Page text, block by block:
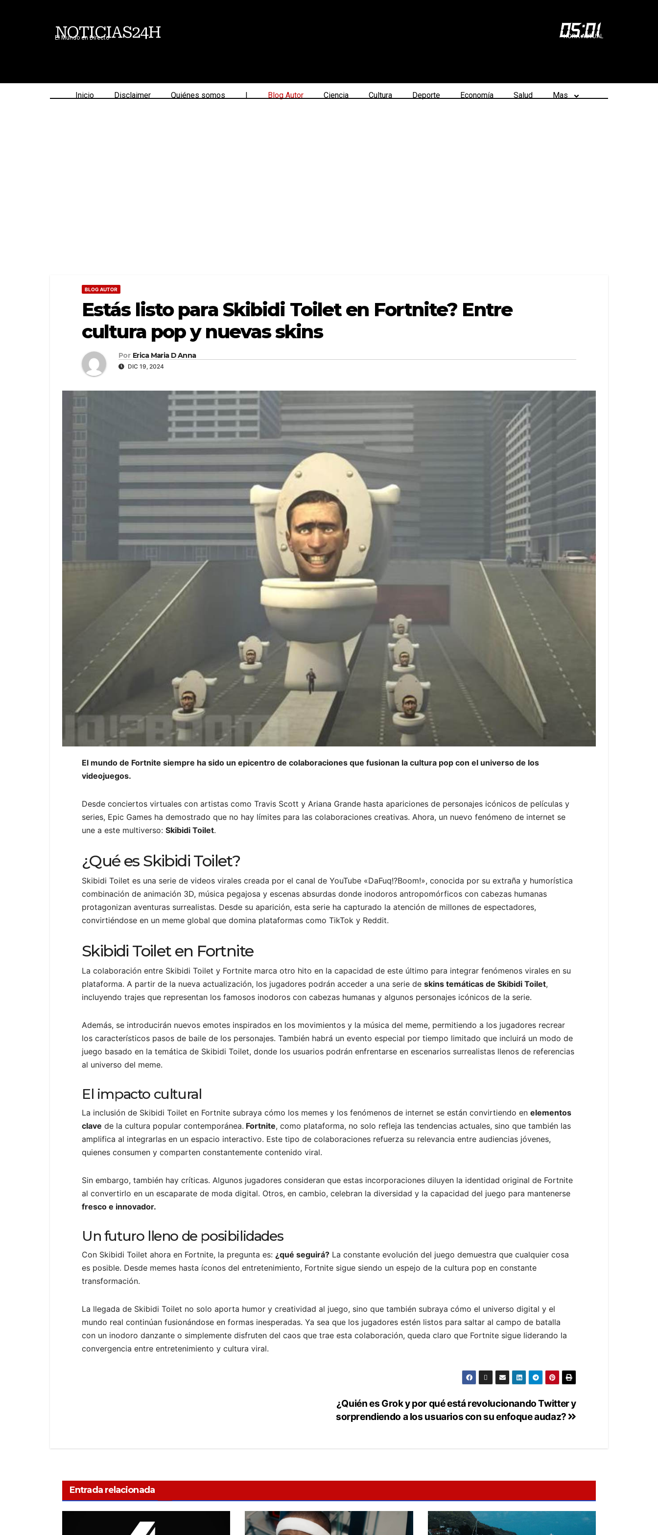
NOTICIAS24H
El Mundo en Directo 05:01
HORA ACTUAL
Inicio Disclaimer Quiénes somos | Blog Autor Ciencia Cultura Deporte Economía Salud Mas
BLOG AUTOR
Estás listo para Skibidi Toilet en Fortnite? Entre
cultura pop y nuevas skins
Por Erica Maria D Anna
DIC 19, 2024
El mundo de Fortnite siempre ha sido un epicentro de colaboraciones que fusionan la cultura pop con el universo de los
videojuegos.
Desde conciertos virtuales con artistas como Travis Scott y Ariana Grande hasta apariciones de personajes icónicos de películas y
series, Epic Games ha demostrado que no hay límites para las colaboraciones creativas. Ahora, un nuevo fenómeno de internet se
une a este multiverso: Skibidi Toilet.
¿Qué es Skibidi Toilet?
Skibidi Toilet es una serie de videos virales creada por el canal de YouTube «DaFuq!?Boom!», conocida por su extraña y humorística
combinación de animación 3D, música pegajosa y escenas absurdas donde inodoros antropomórficos con cabezas humanas
protagonizan aventuras surrealistas. Desde su aparición, esta serie ha capturado la atención de millones de espectadores,
convirtiéndose en un meme global que domina plataformas como TikTok y Reddit.
Skibidi Toilet en Fortnite
La colaboración entre Skibidi Toilet y Fortnite marca otro hito en la capacidad de este último para integrar fenómenos virales en su
plataforma. A partir de la nueva actualización, los jugadores podrán acceder a una serie de skins temáticas de Skibidi Toilet,
incluyendo trajes que representan los famosos inodoros con cabezas humanas y algunos personajes icónicos de la serie.
Además, se introducirán nuevos emotes inspirados en los movimientos y la música del meme, permitiendo a los jugadores recrear
los característicos pasos de baile de los personajes. También habrá un evento especial por tiempo limitado que incluirá un modo de
juego basado en la temática de Skibidi Toilet, donde los usuarios podrán enfrentarse en escenarios surrealistas llenos de referencias
al universo del meme.
El impacto cultural
La inclusión de Skibidi Toilet en Fortnite subraya cómo los memes y los fenómenos de internet se están convirtiendo en elementos
clave de la cultura popular contemporánea. Fortnite, como plataforma, no solo refleja las tendencias actuales, sino que también las
amplifica al integrarlas en un espacio interactivo. Este tipo de colaboraciones refuerza su relevancia entre audiencias jóvenes,
quienes consumen y comparten constantemente contenido viral.
Sin embargo, también hay críticas. Algunos jugadores consideran que estas incorporaciones diluyen la identidad original de Fortnite
al convertirlo en un escaparate de moda digital. Otros, en cambio, celebran la diversidad y la capacidad del juego para mantenerse
fresco e innovador.
Un futuro lleno de posibilidades
Con Skibidi Toilet ahora en Fortnite, la pregunta es: ¿qué seguirá? La constante evolución del juego demuestra que cualquier cosa
es posible. Desde memes hasta íconos del entretenimiento, Fortnite sigue siendo un espejo de la cultura pop en constante
transformación.
La llegada de Skibidi Toilet no solo aporta humor y creatividad al juego, sino que también subraya cómo el universo digital y el
mundo real continúan fusionándose en formas inesperadas. Ya sea que los jugadores estén listos para saltar al campo de batalla
con un inodoro danzante o simplemente disfruten del caos que trae esta colaboración, queda claro que Fortnite sigue liderando la
convergencia entre entretenimiento y cultura viral.
¿Quién es Grok y por qué está revolucionando Twitter y
sorprendiendo a los usuarios con su enfoque audaz?
Entrada relacionada